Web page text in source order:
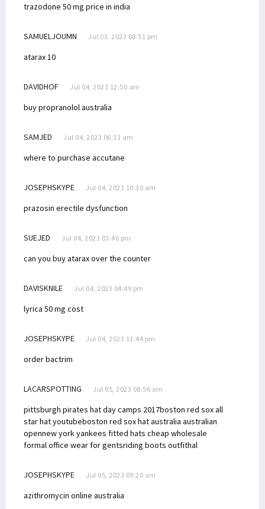
trazodone 50 mg price in india
SAMUELJOUMN Jul 03, 2023 08:51 pm
atarax 10
DAVIDHOF Jul 04, 2023 12:50 am
buy propranolol australia
SAMJED Jul 04, 2023 06:33 am
where to purchase accutane
JOSEPHSKYPE Jul 04, 2023 10:30 am
prazosin erectile dysfunction
SUEJED Jul 04, 2023 03:46 pm
can you buy atarax over the counter
DAVISKNILE Jul 04, 2023 04:49 pm
lyrica 50 mg cost
JOSEPHSKYPE Jul 04, 2023 11:44 pm
order bactrim
LACARSPOTTING Jul 05, 2023 08:56 am
pittsburgh pirates hat day camps 2017boston red sox all
star hat youtubeboston red sox hat australia australian
opennew york yankees fitted hats cheap wholesale
formal office wear for gentsriding boots outfithal
JOSEPHSKYPE Jul 05, 2023 09:20 am
azithromycin online australia